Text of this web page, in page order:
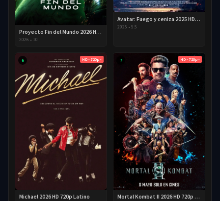
Proyecto Fin del Mundo 2026 HD 720p Latino
2026 • 10
Avatar: Fuego y ceniza 2025 HD 720p Latino
2025 • 5.5
6 HD - 720p -
Michael 2026 HD 720p Latino
7 HD - 720p -
Mortal Kombat II 2026 HD 720p Latino